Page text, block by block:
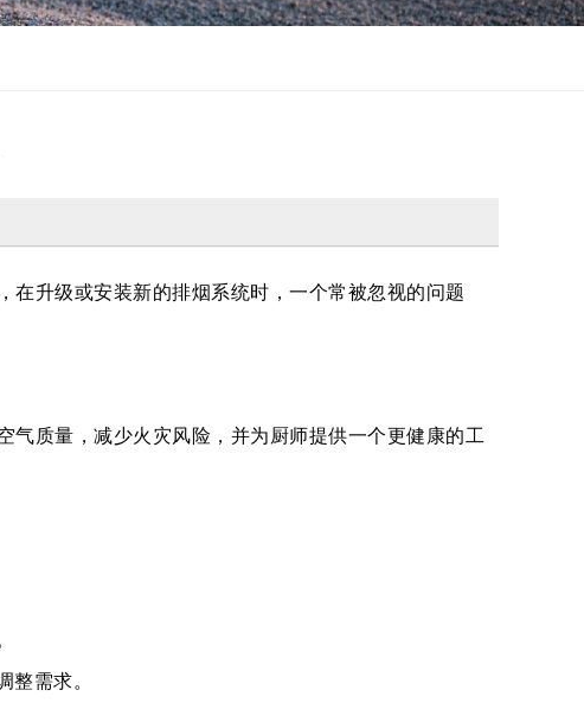
升级或安装新的排烟系统时，一个常被忽视的问题
气质量，减少火灾风险，并为厨师提供一个更健康的工
需求。